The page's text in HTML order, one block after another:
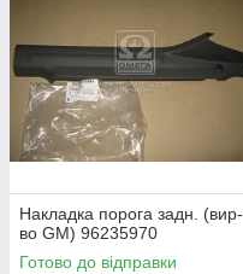
Накладка порога задн. (вир-
во GM) 96235970
Готово до відправки